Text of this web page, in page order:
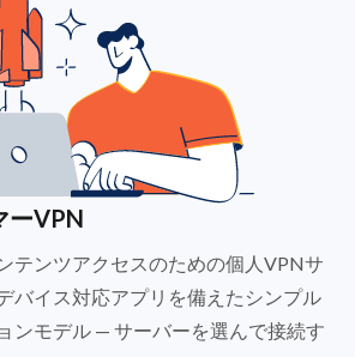
ーVPN
テンツアクセスのための個人VPNサ
バイス対応アプリを備えたシンプル
ンモデル — サーバーを選んで接続す